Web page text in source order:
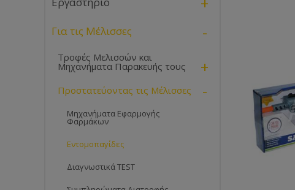
Για τις Μέλισσες -
Τροφές Μελισσών και
Μηχανήματα Παρακευής τους +
Προστατεύοντας τις Μέλισσες -
Μηχανήματα Εφαρμογής
Φαρμάκων
Εντομοπαγίδες
Διαγνωστικά TEST